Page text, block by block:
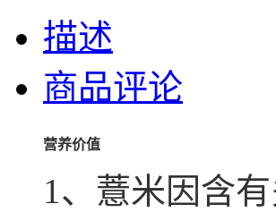
描述
商品评论
营养价值
1、薏米因含